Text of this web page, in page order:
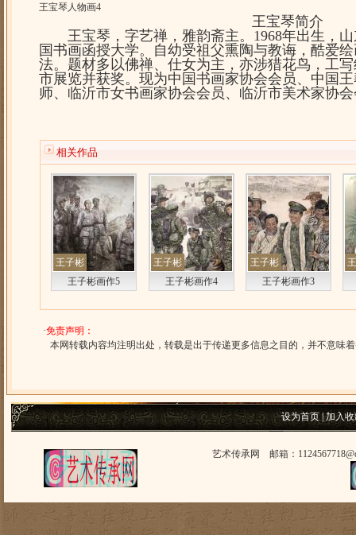
王宝琴人物画4
王宝琴简介
王宝琴，字艺禅，雅韵斋主。1968年出生，山
国书画函授大学。自幼受祖父熏陶与教诲，酷爱
法。题材多以佛禅、仕女为主，亦涉猎花鸟，工
市展览并获奖。现为中国书画家协会会员、中国
师、临沂市女书画家协会会员、临沂市美术家协
相关作品
王子彬
王子彬画作5
王子彬
王子彬画作4
王子彬
王子彬画作3
·免责声明：
本网转载内容均注明出处，转载是出于传递更多信息之目的，并不意味
设为首页 加入
艺术传承网 邮箱：